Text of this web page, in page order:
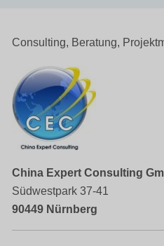
Consulting, Beratung,
China Expert Consulting
Südwestpark 37-41
90449 Nürnberg